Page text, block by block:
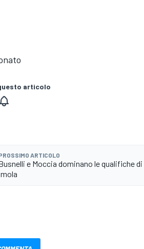
articolo
ARTICOLO
e Moccia dominano le qualifiche di